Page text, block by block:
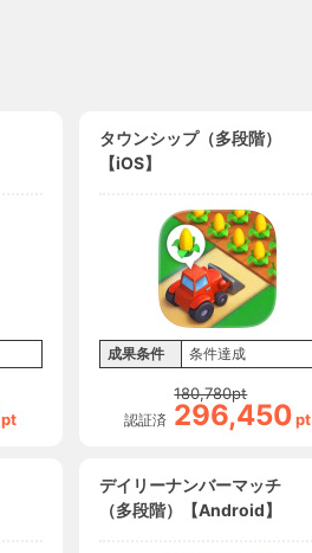
pt
タウンシップ（多段階）
【iOS】
成果条件 条件達成
認証済
180,780pt
296,450pt
デイリーナンバーマッチ
（多段階）【Android】